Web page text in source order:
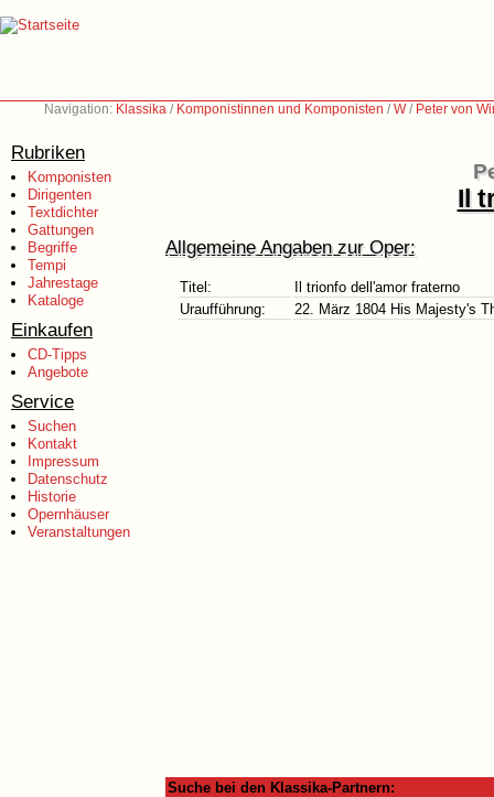
Navigation: Klassika / Komponistinnen und Komponisten /W/ Peter von
Rubriken
Komponisten
Dirigenten
Textdichter
Gattungen
Begriffe
Tempi
Jahrestage
Kataloge
Einkaufen
CD-Tipps
Angebote
Service
Suchen
Kontakt
Impressum
Datenschutz
Historie
Opernhäuser
Veranstaltungen
Il
Allgemeine Angaben zur Oper:
Titel:
Il trionfo dell'amor fraterno
Uraufführung:
22. März 1804 His Majesty's
Suche bei den Klassika-Partnern: